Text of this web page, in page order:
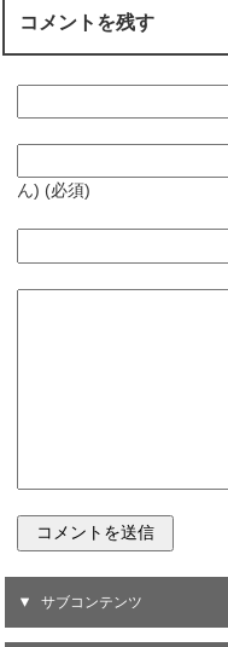
コメントを残す
ん) (必須)
サブコンテンツ